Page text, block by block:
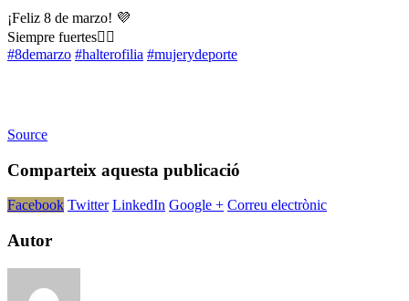
¡Feliz 8 de marzo! 💜
Siempre fuertes🏋️‍♀️
#8demarzo #halterofilia #mujerydeporte
Source
Comparteix aquesta publicació
Facebook Twitter LinkedIn Google + Correu electrònic
Autor